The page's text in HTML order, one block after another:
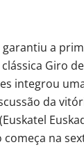
a
Giro
integrou
da
na